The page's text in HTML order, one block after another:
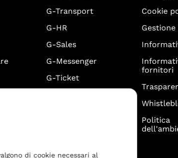
G-Transport
G-HR
G-Sales
G-Messenger
G-Ticket
Cookie
fornitori
Politica
di cookie necessari al